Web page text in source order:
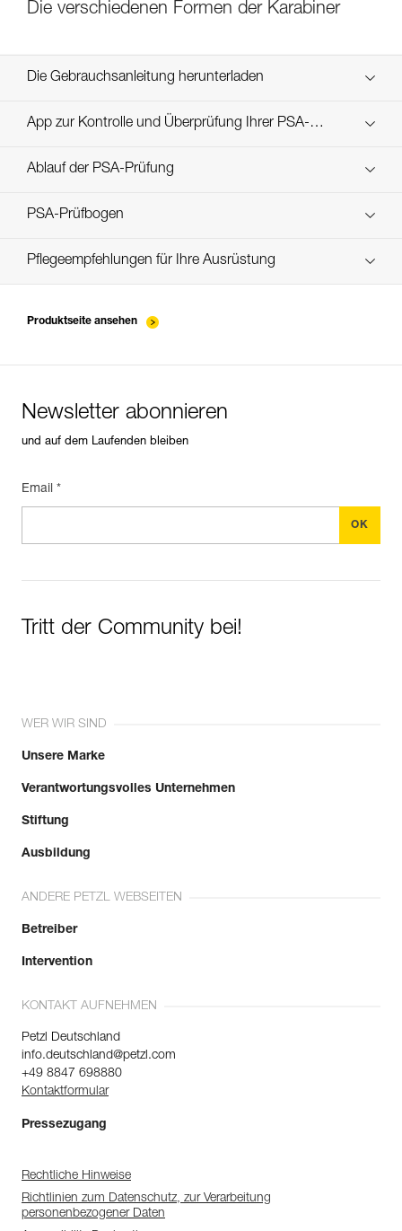
Die verschiedenen Formen der Karabiner
Die Gebrauchsanleitung herunterladen
Technical Notice
App zur Kontrolle und Überprüfung Ihrer PSA-
Bestände Entdecken Sie ePPEcentre
Ablauf der PSA-Prüfung
verif EPI-CONNECTEURS-procedure-DE
PSA-Prüfbogen
verif EPI-suivi-connecteur-DE
Pflegeempfehlungen für Ihre Ausrüstung
Produktseite ansehen
Newsletter abonnieren
und auf dem Laufenden bleiben
Email *
Tritt der Community bei!
WER WIR SIND
Unsere Marke
Verantwortungsvolles Unternehmen
Stiftung
Ausbildung
ANDERE PETZL WEBSEITEN
Betreiber
Intervention
KONTAKT AUFNEHMEN
Petzl Deutschland
info.deutschland@petzl.com
+49 8847 698880
Kontaktformular
Pressezugang
Rechtliche Hinweise
Richtlinien zum Datenschutz, zur Verarbeitung
personenbezogener Daten